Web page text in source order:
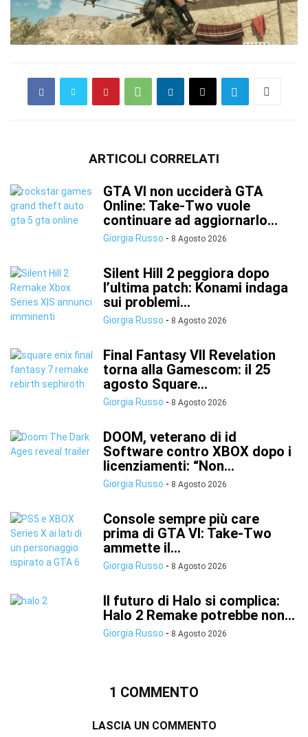
ARTICOLI CORRELATI
GTA VI non ucciderà GTA
Online: Take-Two vuole
continuare ad aggiornarlo...
Giorgia Russo - 8 Agosto 2026
Silent Hill 2 peggiora dopo
l’ultima patch: Konami indaga
sui problemi...
Giorgia Russo - 8 Agosto 2026
Final Fantasy VII Revelation
torna alla Gamescom: il 25
agosto Square...
Giorgia Russo - 8 Agosto 2026
DOOM, veterano di id
Software contro XBOX dopo i
licenziamenti: “Non...
Giorgia Russo - 8 Agosto 2026
Console sempre più care
prima di GTA VI: Take-Two
ammette il...
Giorgia Russo - 8 Agosto 2026
Il futuro di Halo si complica:
Halo 2 Remake potrebbe non...
Giorgia Russo - 8 Agosto 2026
1 COMMENTO
LASCIA UN COMMENTO